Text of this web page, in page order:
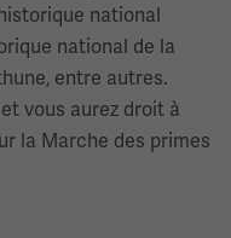
national
national de la
entre autres.
vous aurez droit à
la Marche des primes